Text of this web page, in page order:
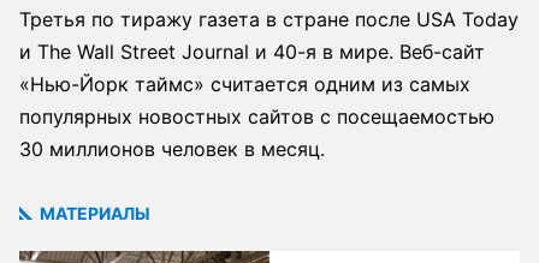
Третья по тиражу газета в стране после USA Today
и The Wall Street Journal и 40-я в мире. Веб-сайт
«Нью-Йорк таймс» считается одним из самых
популярных новостных сайтов с посещаемостью
30 миллионов человек в месяц.
МАТЕРИАЛЫ